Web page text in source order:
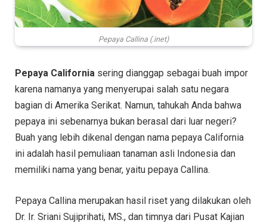
Pepaya Callina (.inet)
Pepaya California sering dianggap sebagai buah impor
karena namanya yang menyerupai salah satu negara
bagian di Amerika Serikat. Namun, tahukah Anda bahwa
pepaya ini sebenarnya bukan berasal dari luar negeri?
Buah yang lebih dikenal dengan nama pepaya California
ini adalah hasil pemuliaan tanaman asli Indonesia dan
memiliki nama yang benar, yaitu pepaya Callina.
Pepaya Callina merupakan hasil riset yang dilakukan oleh
Dr. Ir. Sriani Sujiprihati, MS., dan timnya dari Pusat Kajian